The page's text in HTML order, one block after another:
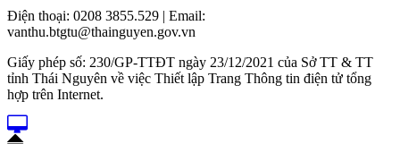
Điện thoại: 0208 3855.529 | Email:
vanthu.btgtu@thainguyen.gov.vn
Giấy phép số: 230/GP-TTĐT ngày 23/12/2021 của Sở TT & TT
tỉnh Thái Nguyên về việc Thiết lập Trang Thông tin điện tử tổng
hợp trên Internet.